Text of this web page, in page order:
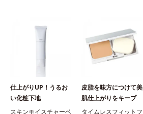
仕上がりUP！うるお
い化粧下地
スキンモイスチャーベ
皮脂を味方につけて美
肌仕上がりをキープ
タイムレスフィットフ